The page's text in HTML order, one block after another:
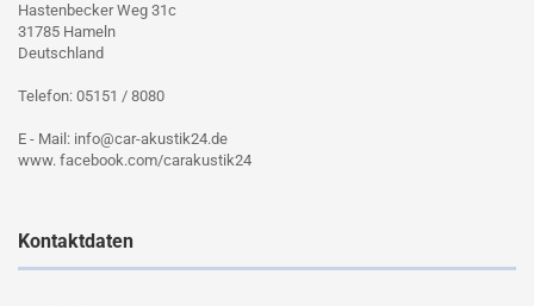
Hastenbecker Weg 31c
31785 Hameln
Deutschland
Telefon: 05151 / 8080
E - Mail: info@car-akustik24.de
www. facebook.com/carakustik24
Kontaktdaten